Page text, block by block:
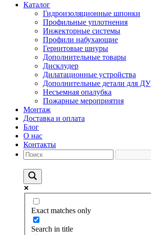
Каталог
Гидроизоляционные шпонки
Профильные уплотнения
Инжекторные системы
Профили набухающие
Гернитовые шнуры
Дополнительные товары
Дисклудер
Дилатационные устройства
Дополнительные детали для ДУ
Несъемная опалубка
Пожарные мероприятия
Монтаж
Доставка и оплата
Блог
О нас
Контакты
Exact matches only
Search in title